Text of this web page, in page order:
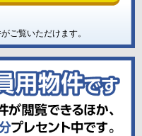
ご覧いただけます。